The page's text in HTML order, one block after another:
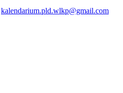
kalendarium.pld.wlkp@gmail.com